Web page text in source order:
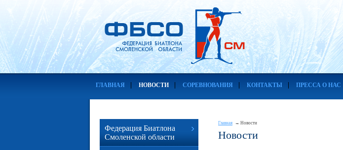
ГЛАВНАЯ НОВОСТИ СОРЕВНОВАНИЯ КОНТАКТЫ ПРЕССА О НАС
Главная Новости
Новости
Федерация Биатлона
Смоленской области